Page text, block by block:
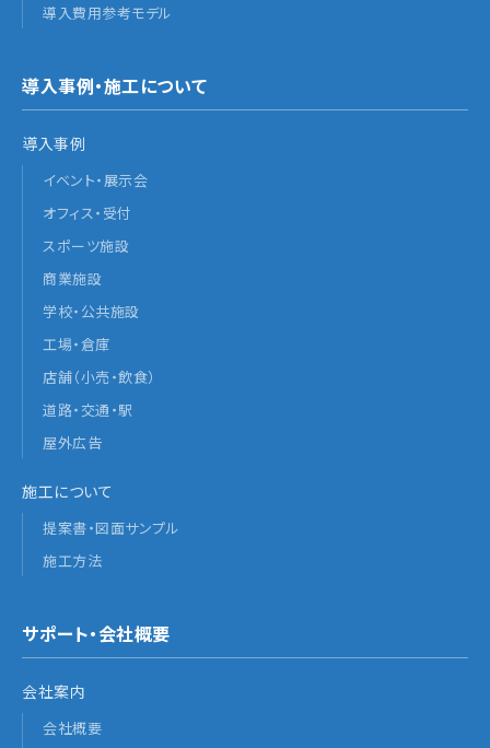
導入費用参考モデル
導入事例・施工について
導入事例
イベント・展示会
オフィス・受付
スポーツ施設
商業施設
学校・公共施設
工場・倉庫
店舗（小売・飲食）
道路・交通・駅
屋外広告
施工について
提案書・図面サンプル
施工方法
サポート・会社概要
会社案内
会社概要